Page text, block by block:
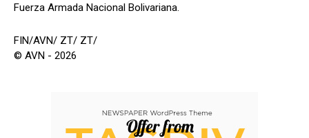
Fuerza Armada Nacional Bolivariana.
FIN/AVN/ ZT/ ZT/
© AVN - 2026